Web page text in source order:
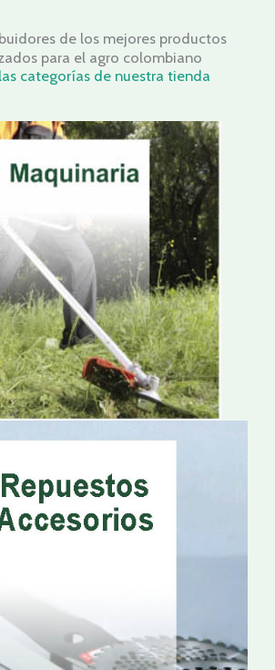
de los mejores productos
para el agro colombiano
categorías de nuestra tienda